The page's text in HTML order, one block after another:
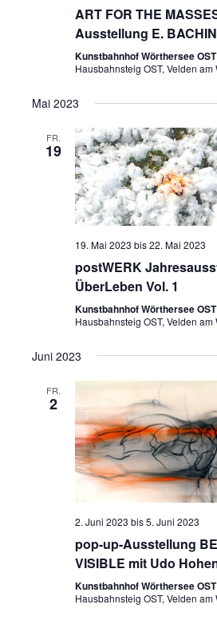
ART FOR THE
Ausstellung E.
Kunstbahnhof Wörthersee OST
Hausbahnsteig OST, Velden
Mai 2023
FR.
19
19. Mai 2023 bis22. Mai 2023
postWERK
ÜberLeben Vol. 1
Kunstbahnhof Wörthersee OST
Hausbahnsteig OST, Velden
Juni 2023
FR.
2
2. Juni 2023 bis5. Juni 2023
pop-up-Ausstellung
VISIBLE mit Udo
Kunstbahnhof Wörthersee OST
Hausbahnsteig OST, Velden